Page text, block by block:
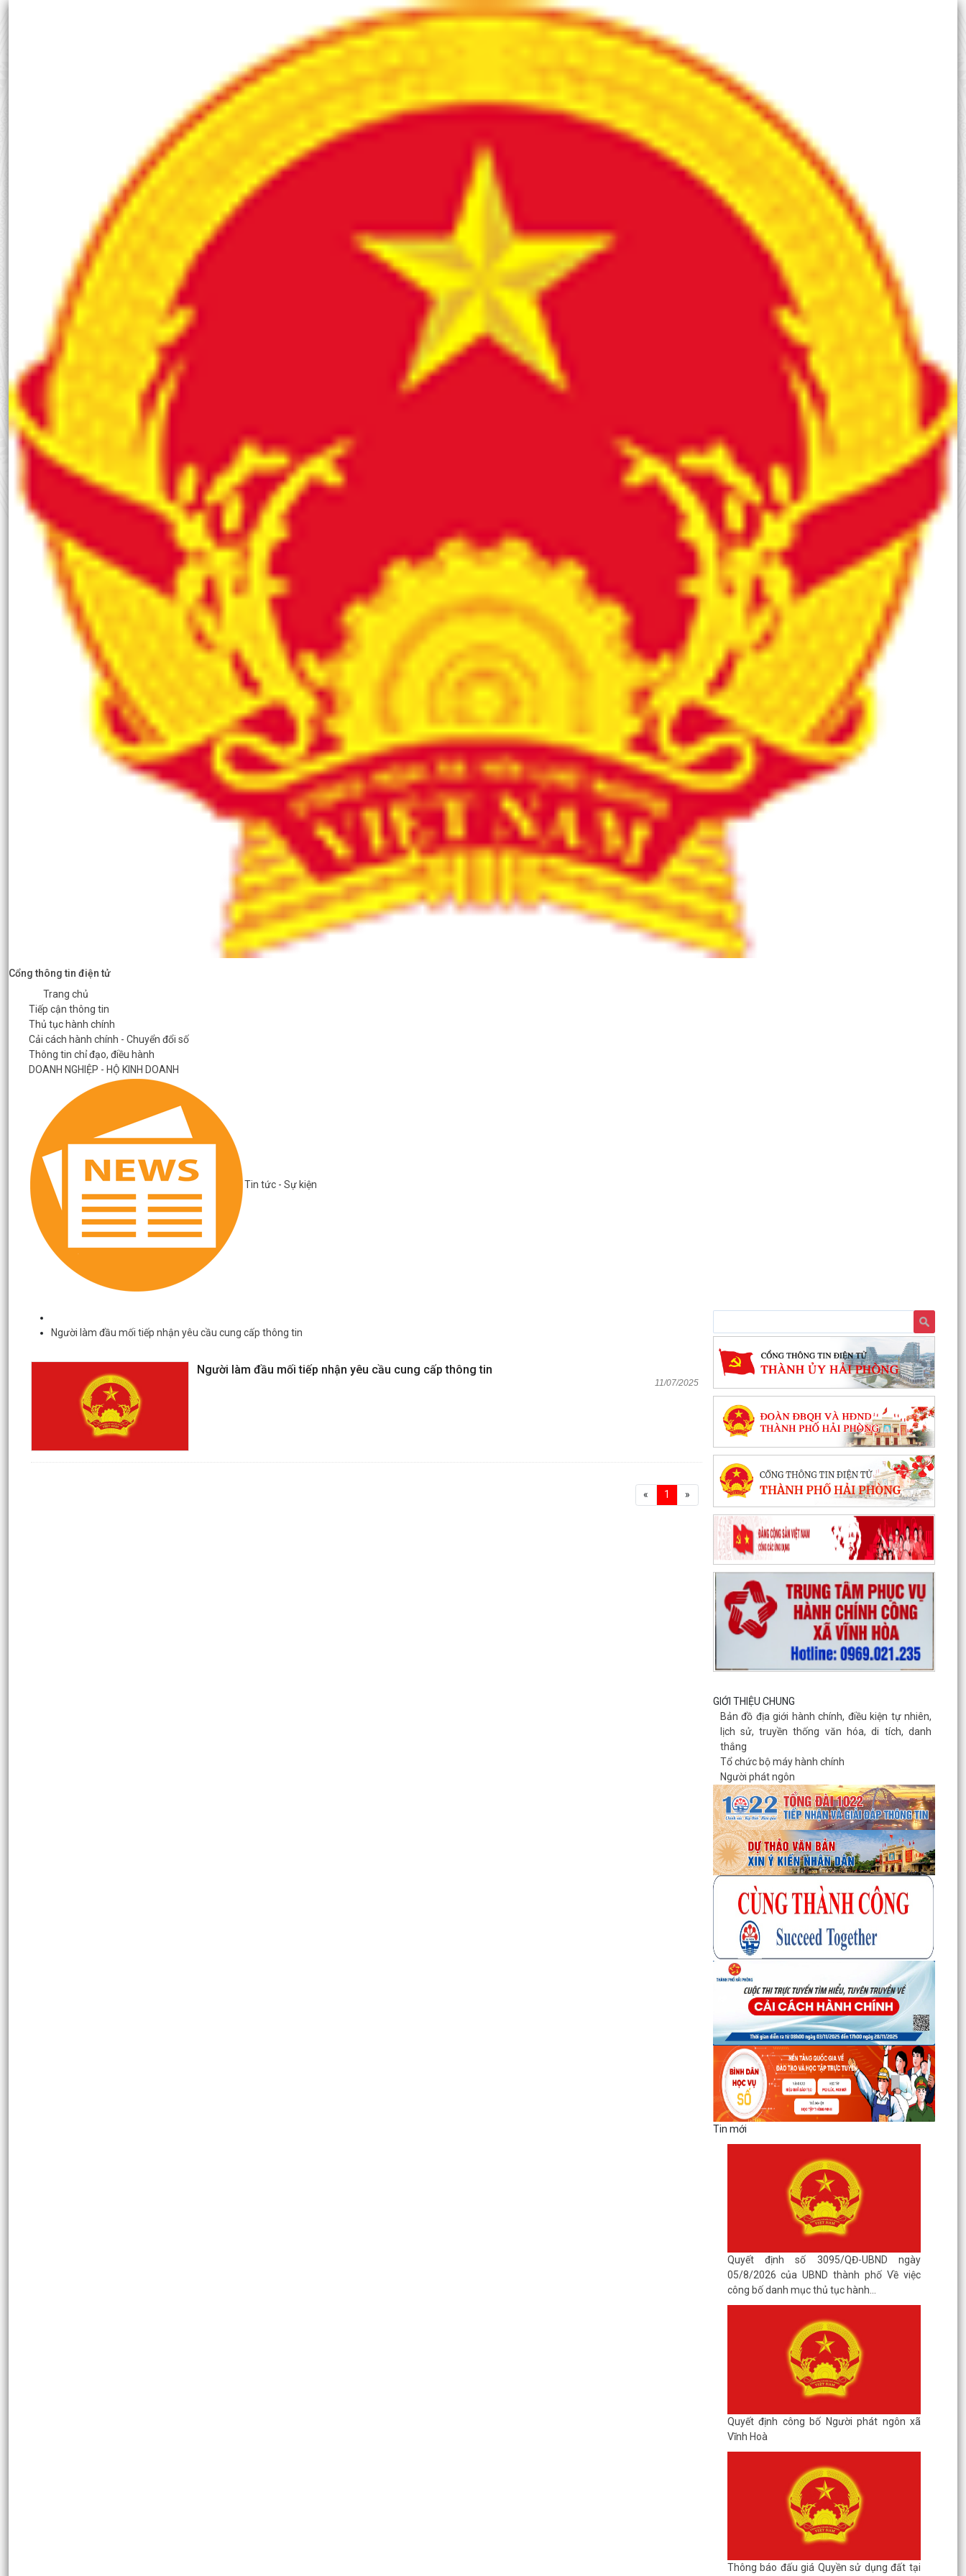
Cổng thông tin điện tử
Trang chủ
Tiếp cận thông tin
Thủ tục hành chính
Cải cách hành chính - Chuyển đổi số
Thông tin chỉ đạo, điều hành
DOANH NGHIỆP - HỘ KINH DOANH
Tin tức - Sự kiện
Người làm đầu mối tiếp nhận yêu cầu cung cấp thông tin
Người làm đầu mối tiếp nhận yêu cầu cung cấp thông tin
11/07/2025
« 1 »
GIỚI THIỆU CHUNG
Bản đồ địa giới hành chính, điều kiện tự nhiên,
lịch sử, truyền thống văn hóa, di tích, danh
thắng
Tổ chức bộ máy hành chính
Người phát ngôn
Tin mới
Quyết định số 3095/QĐ-UBND ngày
05/8/2026 của UBND thành phố Về việc
công bố danh mục thủ tục hành...
Quyết định công bố Người phát ngôn xã
Vĩnh Hoà
Thông báo đấu giá Quyền sử dụng đất tại